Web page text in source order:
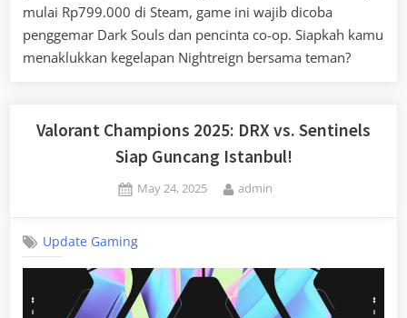
mulai Rp799.000 di Steam, game ini wajib dicoba
penggemar Dark Souls dan pencinta co-op. Siapkah kamu
menaklukkan kegelapan Nightreign bersama teman?
Valorant Champions 2025: DRX vs. Sentinels
Siap Guncang Istanbul!
Posted
May 24, 2025 By
admin
Update Gaming